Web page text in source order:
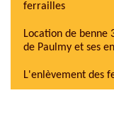
ferrailles
Location de benne
de Paulmy et ses
L'enlèvement des